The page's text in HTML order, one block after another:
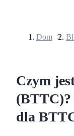
Dom >
Czym
(BTTC)?
dla